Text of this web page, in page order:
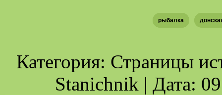
рыбалка
Категория: Страницы
Stanichnik | Дата: